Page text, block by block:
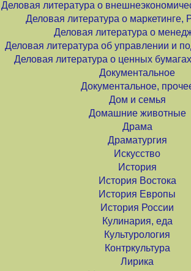
Деловая литература о
Деловая литература о маркетинге,
Деловая литература о
Деловая литература об управлении и
Деловая литература о ценных
Документальное
Документальное,
Дом и семья
Домашние животные
Драма
Драматургия
Искусство
История
История Востока
История Европы
История России
Кулинария, еда
Культурология
Контркультура
Лирика